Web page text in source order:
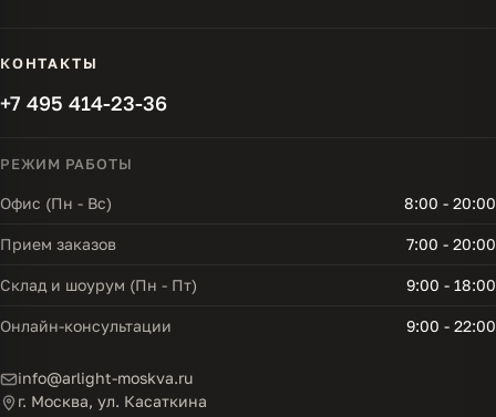
КОНТАКТЫ
+7 495 414-23-36
РЕЖИМ РАБОТЫ
Офис (Пн - Вс) 8:00 - 20:00
Прием заказов 7:00 - 20:00
Склад и шоурум (Пн - Пт) 9:00 - 18:00
Онлайн-консультации 9:00 - 22:00
info@arlight-moskva.ru
г. Москва, ул. Касаткина